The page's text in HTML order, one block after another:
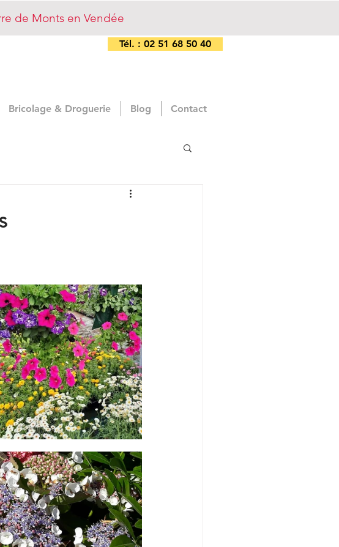
Bricolage & Droguerie Blog Contact
de Monts en Vendée
Tél. : 02 51 68 50 40